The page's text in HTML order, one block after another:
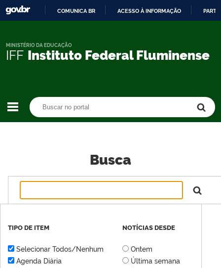
CONTEÚDO
COMUNICA BR ACESSO À INFORMAÇÃO
IFF Instituto Federal Fluminense
MINISTÉRIO DA EDUCAÇÃO
Busca
TIPO DE ITEM
Selecionar Todos/Nenhum
Agenda Diária
NOTÍCIAS DESDE
Ontem
Última semana